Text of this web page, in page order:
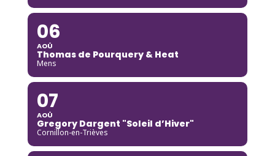
06
AOÛ
Thomas de Pourquery & Heat
Mens
07
AOÛ
Gregory Dargent "Soleil d’Hiver"
Cornillon-en-Trièves